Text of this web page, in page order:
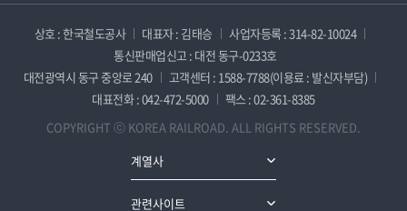
상호 : 한국철도공사 대표자 : 김태승
사업자등록 : 314-82-10024
통신판매업신고 : 대전 동구-0233호
대전광역시 동구 중앙로 240
고객센터 : 1588-7788(이용료 : 발신자부담)
대표전화 : 042-472-5000
팩스 : 02-361-8385
COPYRIGHT ⓒ KOREA RAILROAD. ALL RIGHTS RESERVED.
계열사
관련사이트